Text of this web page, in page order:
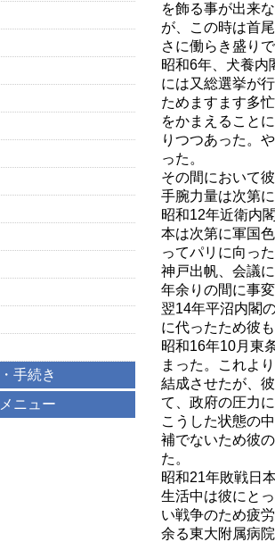
を飾る事が出来
が、この時は首
さに働らき盛り
昭和6年、犬養内
には又総選挙が
ためますます多
をかまえること
りつつあった。
った。
その間において
手腕力量は次第
昭和12年近衛内
本は次第に軍国
ってパリに向っ
神戸出帆、会議
年余りの間に事
翌14年平沼内閣
に代ったため彼
昭和16年10月東
まった。これよ
結成させたが、
て、政府の圧力
こうした状態の
補でないため彼
た。
昭和21年敗戦日
生活中は彼にと
い戦争のため疲
余る東大附属病
手続き
ニュー